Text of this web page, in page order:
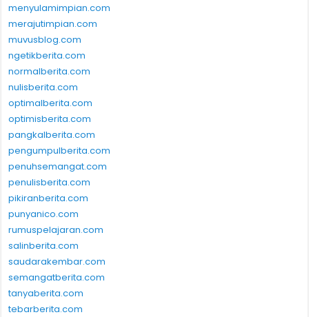
menyulamimpian.com
merajutimpian.com
muvusblog.com
ngetikberita.com
normalberita.com
nulisberita.com
optimalberita.com
optimisberita.com
pangkalberita.com
pengumpulberita.com
penuhsemangat.com
penulisberita.com
pikiranberita.com
punyanico.com
rumuspelajaran.com
salinberita.com
saudarakembar.com
semangatberita.com
tanyaberita.com
tebarberita.com